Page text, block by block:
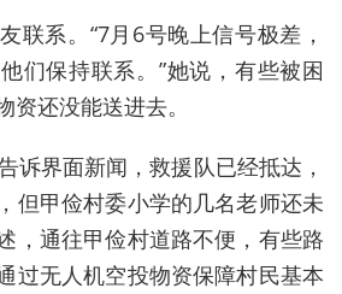
联系。“7月6号晚上信号极差，
们保持联系。”她说，有些被困
还没能送进去。
诉界面新闻，救援队已经抵达，
但甲俭村委小学的几名老师还未
，通往甲俭村道路不便，有些路
过无人机空投物资保障村民基本